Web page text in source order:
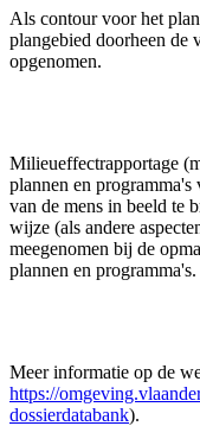
Als contour voor het
plangebied doorheen de
opgenomen.
Milieueffectrapportage
plannen en
van de mens in beeld te
wijze (als andere
meegenomen bij de
plannen en programma's.
Meer informatie op de
https://
dossierdatabank).